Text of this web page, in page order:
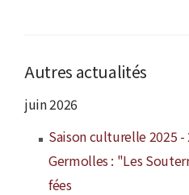
Autres actualités
juin 2026
Saison culturelle 2025 -
Germolles : "Les
fées